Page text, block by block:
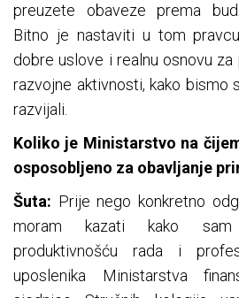
preuzete obaveze prema
Bitno je nastaviti u tom
dobre uslove i realnu osnovu
razvojne aktivnosti, kako bismo
razvijali.
Koliko je Ministarstvo na
osposobljeno za obavljanje
Šuta: Prije nego konkretno
moram kazati kako sam
produktivnošću rada i
uposlenika Ministarstva